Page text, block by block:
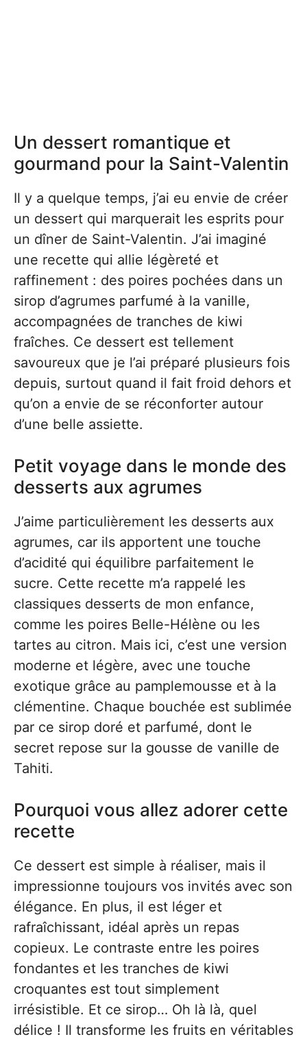
Un dessert romantique et
gourmand pour la Saint-Valentin
Il y a quelque temps, j’ai eu envie de créer
un dessert qui marquerait les esprits pour
un dîner de Saint-Valentin. J’ai imaginé
une recette qui allie légèreté et
raffinement : des poires pochées dans un
sirop d’agrumes parfumé à la vanille,
accompagnées de tranches de kiwi
fraîches. Ce dessert est tellement
savoureux que je l’ai préparé plusieurs fois
depuis, surtout quand il fait froid dehors et
qu’on a envie de se réconforter autour
d’une belle assiette.
Petit voyage dans le monde des
desserts aux agrumes
J’aime particulièrement les desserts aux
agrumes, car ils apportent une touche
d’acidité qui équilibre parfaitement le
sucre. Cette recette m’a rappelé les
classiques desserts de mon enfance,
comme les poires Belle-Hélène ou les
tartes au citron. Mais ici, c’est une version
moderne et légère, avec une touche
exotique grâce au pamplemousse et à la
clémentine. Chaque bouchée est sublimée
par ce sirop doré et parfumé, dont le
secret repose sur la gousse de vanille de
Tahiti.
Pourquoi vous allez adorer cette
recette
Ce dessert est simple à réaliser, mais il
impressionne toujours vos invités avec son
élégance. En plus, il est léger et
rafraîchissant, idéal après un repas
copieux. Le contraste entre les poires
fondantes et les tranches de kiwi
croquantes est tout simplement
irrésistible. Et ce sirop… Oh là là, quel
délice ! Il transforme les fruits en véritables